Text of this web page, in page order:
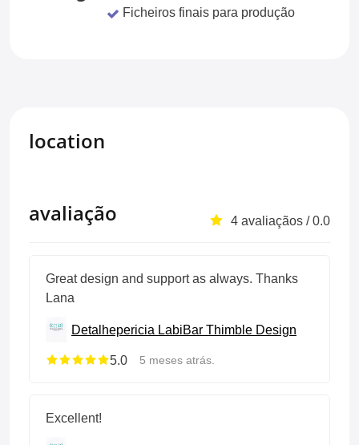
Ficheiros finais para produção
location
avaliação 4 avaliaçãos / 0.0
Great design and support as always. Thanks
Lana
Detalhepericia LabiBar Thimble Design
5.0
5 meses atrás.
Excellent!